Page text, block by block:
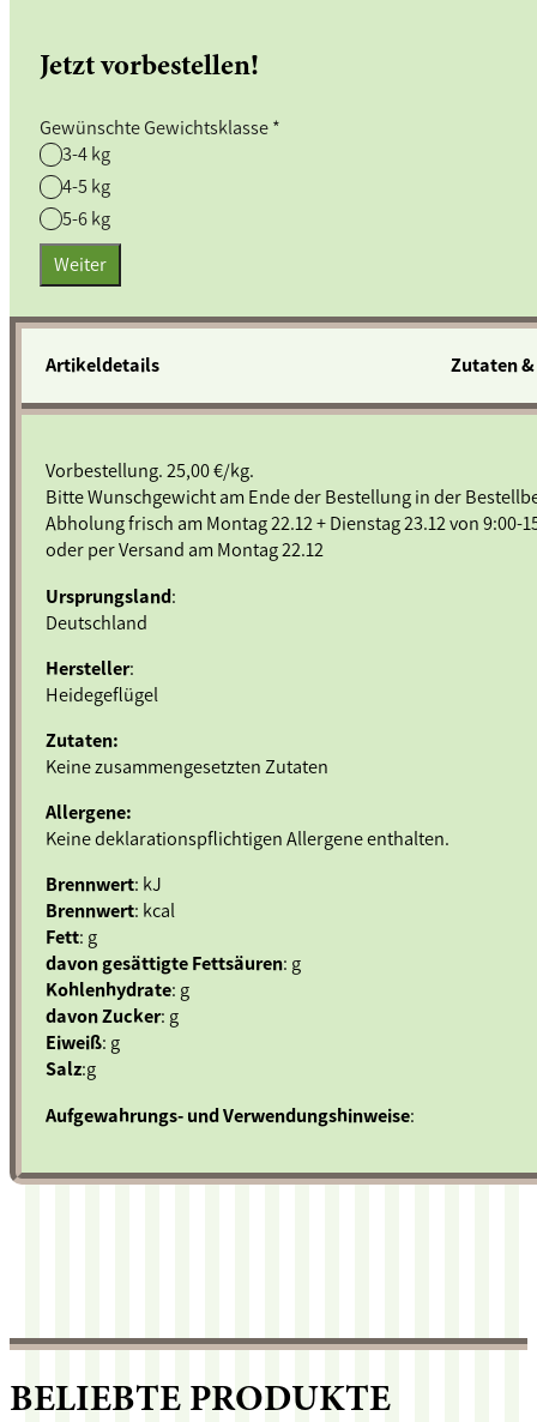
Jetzt vorbestellen!
Gewünschte Gewichtsklasse *
3-4 kg
4-5 kg
5-6 kg
Weiter
Artikeldetails Zutaten
Vorbestellung. 25,00 €/kg.
Bitte Wunschgewicht am Ende der Bestellung in der
Abholung frisch am Montag 22.12 + Dienstag 23.12 von 9:00-
oder per Versand am Montag 22.12
Ursprungsland:
Deutschland
Hersteller:
Heidegeflügel
Zutaten:
Keine zusammengesetzten Zutaten
Allergene:
Keine deklarationspflichtigen Allergene enthalten.
Brennwert: kJ
Brennwert: kcal
Fett: g
davon gesättigte Fettsäuren: g
Kohlenhydrate: g
davon Zucker: g
Eiweiß: g
Salz:g
Aufgewahrungs- und Verwendungshinweise:
BELIEBTE PRODUKTE